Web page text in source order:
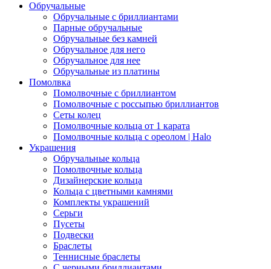
Обручальные
Обручальные с бриллиантами
Парные обручальные
Обручальные без камней
Обручальное для него
Обручальное для нее
Обручальные из платины
Помолвка
Помолвочные с бриллиантом
Помолвочные с россыпью бриллиантов
Сеты колец
Помолвочные кольца от 1 карата
Помолвочные кольца с ореолом | Halo
Украшения
Обручальные кольца
Помолвочные кольца
Дизайнерские кольца
Кольца с цветными камнями
Комплекты украшений
Серьги
Пусеты
Подвески
Браслеты
Теннисные браслеты